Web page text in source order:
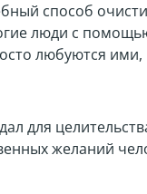
способ
люди с
любуются
для
желаний